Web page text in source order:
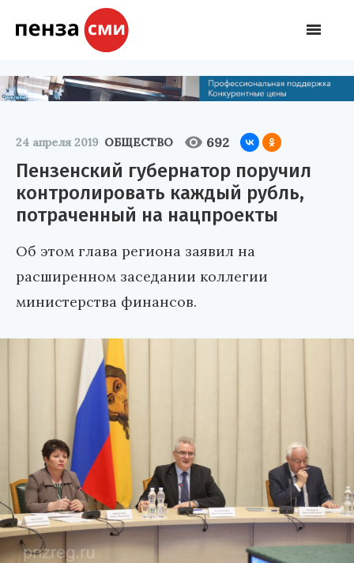
24 апреля 2019 ОБЩЕСТВО 692
Пензенский губернатор поручил
контролировать каждый рубль,
потраченный на нацпроекты
Об этом глава региона заявил на
расширенном заседании коллегии
министерства финансов.